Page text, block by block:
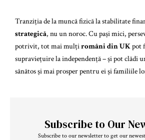
Tranziția de la muncă fizică la stabilitate
strategică, nu un noroc. Cu pași mici,
potrivit, tot mai mulțiromâni din UKpot
supraviețuire la independență – și pot clădi
sănătos și mai prosper pentru ei și familiile
Subscribe to Our
Subscribe to our newsletter to get our